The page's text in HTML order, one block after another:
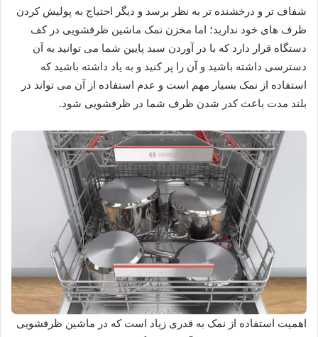
شفاف تر و درخشنده تر به نظر برسد و دیگر احتیاج به پولیش کردن
ظرف های خود ندارید؛ اما مخزن نمک ماشین ظرفشویی در کف
دستگاه قرار دارد که با در آوردن سبد پایین شما می توانید به آن
دسترسی داشته باشید و آن را پر کنید و به یاد داشته باشید که
استفاده از نمک بسیار مهم است و عدم استفاده از آن می تواند در
بلند مدت باعث کدر شدن ظرف شما در ظرفشویی شود.
اهمیت استفاده از نمک به قدری زیاد است که در ماشین‌ ظرفشویی